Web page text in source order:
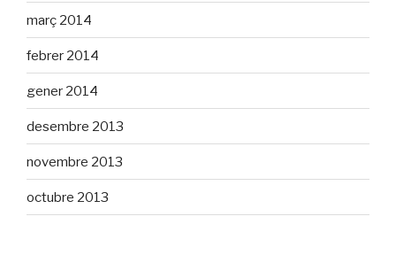
març 2014
febrer 2014
gener 2014
desembre 2013
novembre 2013
octubre 2013